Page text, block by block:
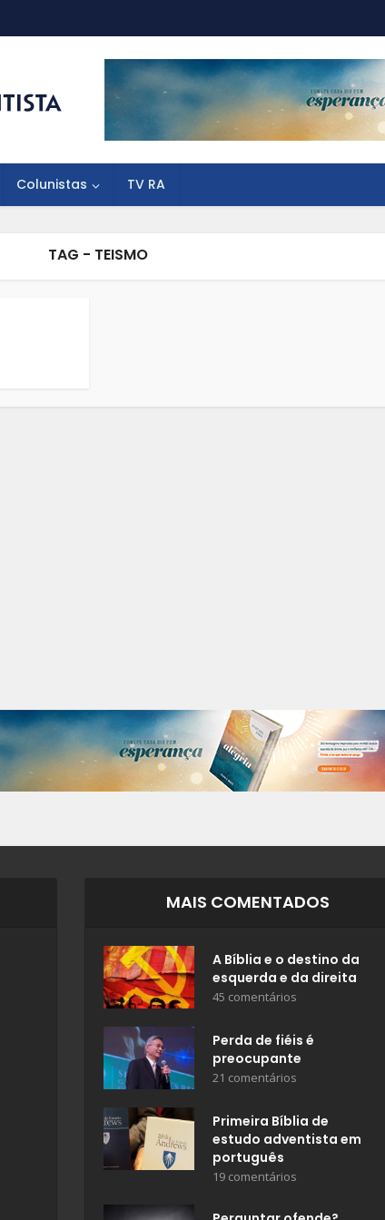
Colunistas TV RA
TAG - TEISMO
MAIS COMENTADOS
A Bíblia e o destino da
esquerda e da direita
45 comentários
Perda de fiéis é
preocupante
21 comentários
Primeira Bíblia de
estudo adventista em
português
19 comentários